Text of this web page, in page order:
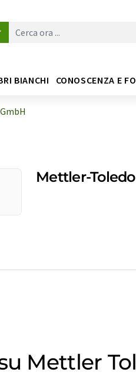
BIANCHI CONOSCENZA E
Mettler-
Mettler